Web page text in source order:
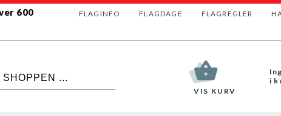
600
FLAGINFO FLAGDAGE FLAGREGLER
VIS KURV
i